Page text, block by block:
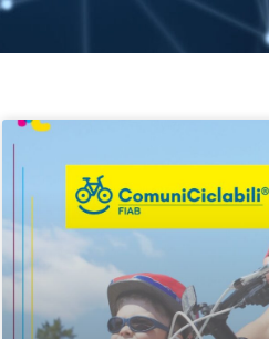
PAGINAPAGINAPAGINA